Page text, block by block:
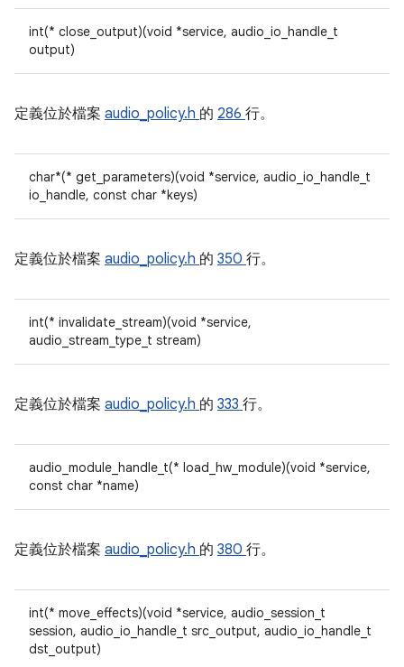
int(* close_output)(void *service, audio_io_handle_t
output)
定義位於檔案 audio_policy.h 的 286 行。
char*(* get_parameters)(void *service, audio_io_handle_t
io_handle, const char *keys)
定義位於檔案 audio_policy.h 的 350 行。
int(* invalidate_stream)(void *service,
audio_stream_type_t stream)
定義位於檔案 audio_policy.h 的 333 行。
audio_module_handle_t(* load_hw_module)(void *service,
const char *name)
定義位於檔案 audio_policy.h 的 380 行。
int(* move_effects)(void *service, audio_session_t
session, audio_io_handle_t src_output, audio_io_handle_t
dst_output)